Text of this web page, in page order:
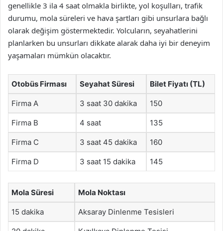
genellikle 3 ila 4 saat olmakla birlikte, yol koşulları, trafik
durumu, mola süreleri ve hava şartları gibi unsurlara bağlı
olarak değişim göstermektedir. Yolcuların, seyahatlerini
planlarken bu unsurları dikkate alarak daha iyi bir deneyim
yaşamaları mümkün olacaktır.
Otobüs Firması Seyahat Süresi Bilet Fiyatı (TL)
Firma A 3 saat 30 dakika 150
Firma B 4 saat 135
Firma C 3 saat 45 dakika 160
Firma D 3 saat 15 dakika 145
Mola Süresi Mola Noktası
15 dakika Aksaray Dinlenme Tesisleri